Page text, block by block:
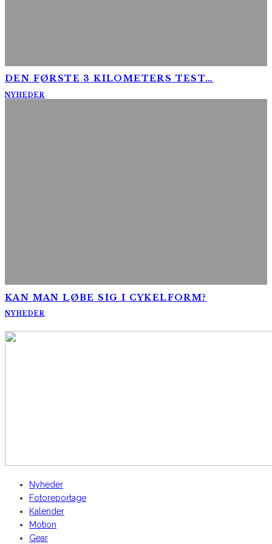
DEN FØRSTE 3 KILOMETERS TEST…
NYHEDER
KAN MAN LØBE SIG I CYKELFORM?
NYHEDER
Nyheder
Fotoreportage
Kalender
Motion
Gear